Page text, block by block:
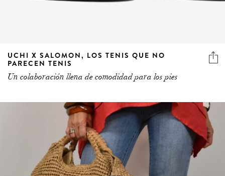
PARECEN TENIS
Un colaboración llena de comodidad para los pies